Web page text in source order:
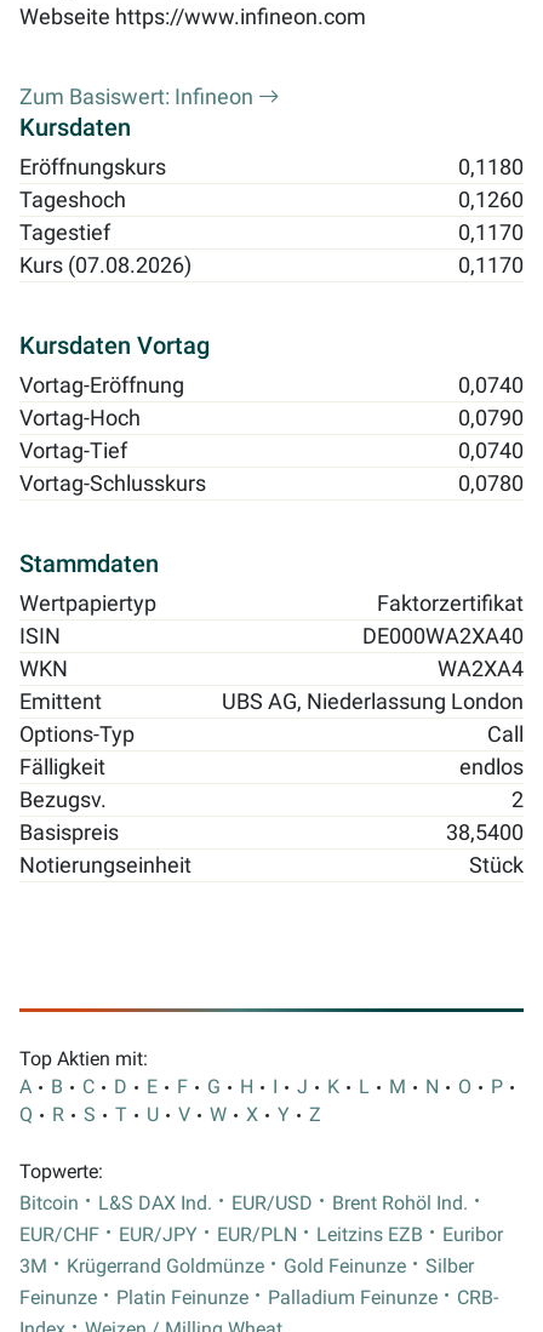
Webseite https://www.infineon.com
Zum Basiswert: Infineon
Kursdaten
Eröffnungskurs
0,1180
Tageshoch
0,1260
Tagestief
0,1170
Kurs (07.08.2026)
0,1170
Kursdaten Vortag
Vortag-Eröffnung
0,0740
Vortag-Hoch
0,0790
Vortag-Tief
0,0740
Vortag-Schlusskurs
0,0780
Stammdaten
Wertpapiertyp
Faktorzertifikat
ISIN
DE000WA2XA40
WKN
WA2XA4
Emittent
UBS AG, Niederlassung London
Options-Typ
Call
Fälligkeit
endlos
Bezugsv.
2
Basispreis
38,5400
Notierungseinheit
Stück
Top Aktien mit:
A
B C D E F G H I J K L M N O
P
Q
R S T U V W X Y Z
Topwerte:
Bitcoin
L&S DAX Ind. EUR/USD
Brent Rohöl Ind.
EUR/CHF
EUR/JPY EUR/PLN Leitzins EZB
Euribor
3M
Krügerrand Goldmünze Gold Feinunze
Silber
Feinunze
Platin Feinunze Palladium Feinunze
CRB-